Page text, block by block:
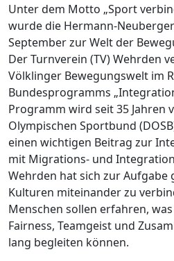
Unter dem Motto „Sport
wurde die Hermann-
September zur Welt der
Der Turnverein (TV) Wehrden
Völklinger Bewegungswelt im
Bundesprogramms
Programm wird seit 35 Jahren
Olympischen Sportbund
einen wichtigen Beitrag zur
mit Migrations- und
Wehrden hat sich zur Aufgabe
Kulturen miteinander zu
Menschen sollen erfahren,
Fairness, Teamgeist und
lang begleiten können.